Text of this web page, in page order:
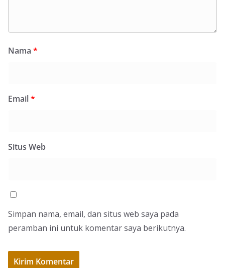
Nama *
Email*
Situs Web
Simpan nama, email, dan situs web saya pada
peramban ini untuk komentar saya berikutnya.